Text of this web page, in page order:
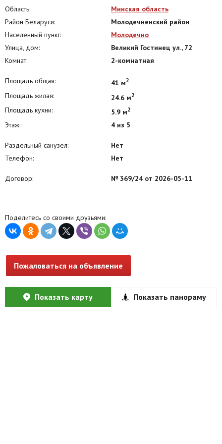
УП «Квадратный метр»
УНП: 190003285
Лицензия 02240/29_от 17.02.2005, Министерство юстиции РБ
Договор 369/24 от 11.05.2026
Область:
Минская область
Район Беларуси:
Молодечненский район
Населенный пункт:
Молодечно
Улица, дом:
Великий Гостинец ул., 72
Комнат:
2-комнатная
Площадь общая: 41 м2
Площадь жилая: 24.6 м2
Площадь кухни: 5.9 м2
Этаж: 4 из 5
Раздельный санузел:
Нет
Телефон:
Нет
Договор: № 369/24 от 2026-05-11
Поделитесь со своими друзьями:
Пожаловаться на объявление
Показать карту Показать панораму